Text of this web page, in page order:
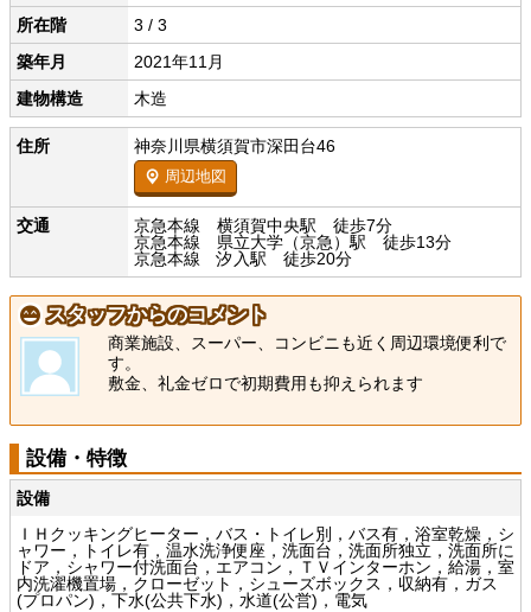
所在階
3 / 3
築年月
2021年11月
建物構造
木造
住所 神奈川県横須賀市深田台46
周辺地図
交通
京急本線 横須賀中央駅 徒歩7分
京急本線 県立大学（京急）駅 徒歩13分
京急本線 汐入駅 徒歩20分
スタッフからのコメント
商業施設、スーパー、コンビニも近く周辺環境便利で
す。
敷金、礼金ゼロで初期費用も抑えられます
設備・特徴
設備
ＩＨクッキングヒーター，バス・トイレ別，バス有，浴室乾燥，シ
ャワー，トイレ有，温水洗浄便座，洗面台，洗面所独立，洗面所に
ドア，シャワー付洗面台，エアコン，ＴＶインターホン，給湯，室
内洗濯機置場，クローゼット，シューズボックス，収納有，ガス
(プロパン)，下水(公共下水)，水道(公営)，電気